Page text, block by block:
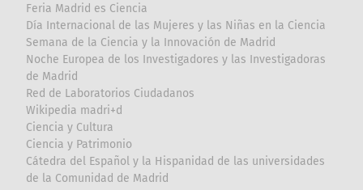
Feria Madrid es Ciencia
Día Internacional de las Mujeres y las Niñas en la Ciencia
Semana de la Ciencia y la Innovación de Madrid
Noche Europea de los Investigadores y las Investigadoras
de Madrid
Red de Laboratorios Ciudadanos
Wikipedia madri+d
Ciencia y Cultura
Ciencia y Patrimonio
Cátedra del Español y la Hispanidad de las universidades
de la Comunidad de Madrid